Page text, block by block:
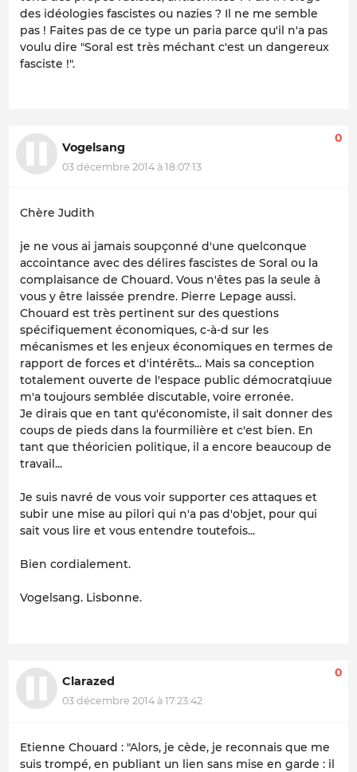
des idéologies fascistes ou nazies ? Il ne me semble
pas ! Faites pas de ce type un paria parce qu'il n'a pas
voulu dire "Soral est très méchant c'est un dangereux
fasciste !".
Vogelsang
03 décembre 2014 à 18:07:13
0
Chère Judith
je ne vous ai jamais soupçonné d'une quelconque
accointance avec des délires fascistes de Soral ou la
complaisance de Chouard. Vous n'êtes pas la seule à
vous y être laissée prendre. Pierre Lepage aussi.
Chouard est très pertinent sur des questions
spécifiquement économiques, c-à-d sur les
mécanismes et les enjeux économiques en termes de
rapport de forces et d'intérêts... Mais sa conception
totalement ouverte de l'espace public démocratqiuue
m'a toujours semblée discutable, voire erronée.
Je dirais que en tant qu'économiste, il sait donner des
coups de pieds dans la fourmilière et c'est bien. En
tant que théoricien politique, il a encore beaucoup de
travail...
Je suis navré de vous voir supporter ces attaques et
subir une mise au pilori qui n'a pas d'objet, pour qui
sait vous lire et vous entendre toutefois...
Bien cordialement.
Vogelsang. Lisbonne.
Clarazed
03 décembre 2014 à 17:23:42
0
Etienne Chouard : "Alors, je cède, je reconnais que me
suis trompé, en publiant un lien sans mise en garde : il